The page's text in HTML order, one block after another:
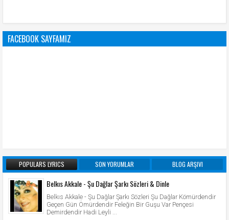
FACEBOOK SAYFAMIZ
POPULARS LYRICS SON YORUMLAR BLOG ARŞIVI
Belkıs Akkale - Şu Dağlar Şarkı Sözleri & Dinle
Belkıs Akkale - Şu Dağlar Şarkı Sözleri Şu Dağlar Kömürdendir
Geçen Gün Ömürdendir Feleğin Bir Guşu Var Pençesi
Demirdendir Hadi Leyli ...